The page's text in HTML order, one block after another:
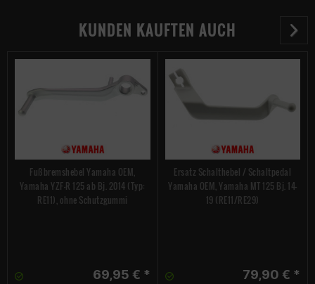
KUNDEN KAUFTEN AUCH
Fußbremshebel Yamaha OEM,
Yamaha YZF-R 125 ab Bj. 2014 (Typ:
RE11), ohne Schutzgummi
69,95 € *
Ersatz Schalthebel / Schaltpedal
Yamaha OEM, Yamaha MT 125 Bj. 14-
19 (RE11/RE29)
79,90 € *